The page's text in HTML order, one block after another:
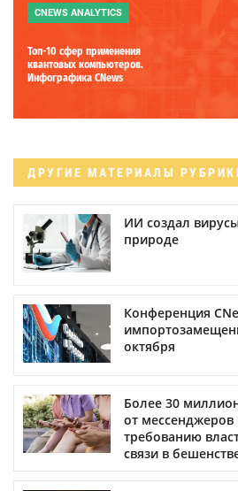
CNEWS ANALYTICS
Топ-10 сфер применения
квантовых компьютеров.
Инфографика CNews
ДРУГИЕ МАТЕРИАЛЫ
ИИ создал
природе
Конференция
октября
Более 30
от мессенджеров
требованию
связи в